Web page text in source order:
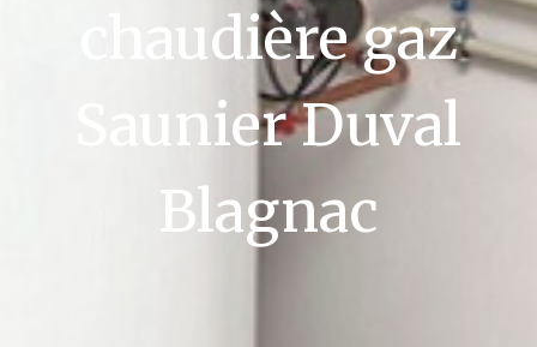
chaudière gaz
Saunier Duval
Blagnac